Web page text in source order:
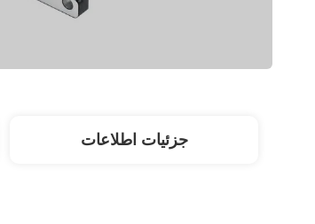
جزئیات اطلاعات